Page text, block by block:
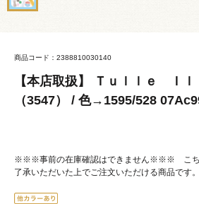
商品コード：2388810030140
【本店取扱】 Ｔｕｌｌｅ Ｉｌ
（3547） / 色→1595/528
※※※事前の在庫確認はできません※※※ こち
了承いただいた上でご注文いただける商品です。